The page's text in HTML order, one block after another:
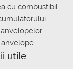
cu combustibil
anvelopelor
anvelope
utile